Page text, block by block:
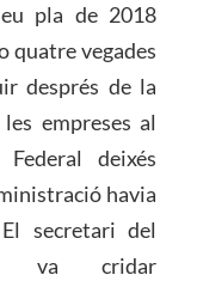
pla de 2018
quatre vegades
després de la
empreses al
deixés
havia
secretari del
va cridar